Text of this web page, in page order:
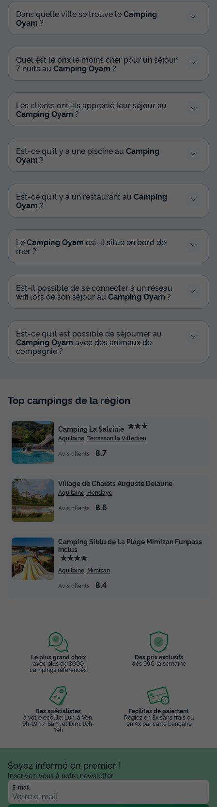
MOBILHOME 6 personnes - Mobile-Home
PREMIUM ISPEGUY 6 personnes
Surface
37m²
Adultes
6
Chambres
3 2
Cafetière
Lave-vaisselle+ 7
MOBILHOME 6 personnes - Mobile-Home PREMIUM
ISPEGUY 6 personnes
du 06/09/2026
Meilleur prix pour 7 nuits
735 €
TENTE TOILE ET BOIS 4 personnes - Lodge
IGUELDO 4 personnes
Surface Adultes Chambres Salle de bain
Salon de jardin
Micro-ondes
+ 2
TENTE TOILE ET BOIS 4 personnes - Lodge IGUELDO 4
personnes
23/08/2026
Meilleur prix pour 7 nuits
MOBILHOME 4 personnes - Mobile-Home
IBARDIN**** 4 personnes
Surface
27m²
Adultes
4
Chambres Salle de bain
1
Terrasse semi-couverte
Cafetière
Réfrigérateur
Salon de jardin
MOBILHOME 4 personnes - Mobile-Home IBARDIN**** 4
Meilleur prix pour 7 nuits
Modifier les dates
Dans quelle ville se trouve leCamping
Oyam?
Quel est le prix le moins cher pour un séjour
7 nuits au Camping Oyam ?
Les clients ont-ils apprécié leur séjour au
Camping Oyam ?
Est-ce qu'il y a une piscine au Camping
Oyam ?
Est-ce qu'il y a un restaurant au Camping
Oyam ?
LeCamping Oyam est-il situé en bord de
mer ?
Est-il possible de se connecter à un réseau
wifi lors de son séjour au Camping Oyam ?
Est-ce qu'il est possible de séjourner au
Camping Oyamavec des animaux de
compagnie ?
Top campings de la région
Camping La Salvinie ★★★
Aquitaine, Terrasson la Villedieu
Avis clients
8.7
Village de Chalets Auguste Delaune
Aquitaine, Hendaye
Avis clients
8.6
Camping Siblu de La Plage Mimizan Funpass
inclus
★★★★
Aquitaine, Mimizan
Avis clients
8.4
Le plus grand choix
avec plus de 3000
campings référencés
Des prix exclusifs
dès 99€ la semaine
Des spécialistes
à votre écoute: Lun. à Ven.
9h-19h / Sam. et Dim. 10h-
19h
Facilités de paiement
Réglez en 3x sans frais ou
en 4x par carte bancaire
Soyez informé en premier !
Inscrivez-vous à notre newsletter
E-mail